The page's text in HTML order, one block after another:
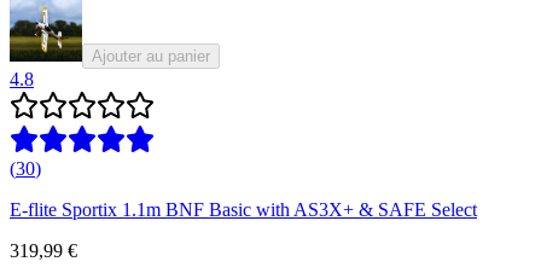
Ajouter au panier
4.8
(30)
E-flite Sportix 1.1m BNF Basic with AS3X+ & SAFE Select
319,99 €